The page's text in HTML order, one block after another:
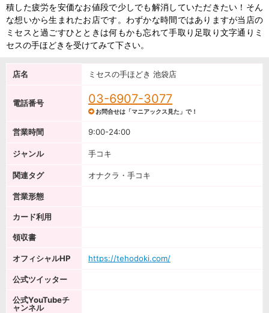
積した疲労を安価なお値段で少しでも解消していただきたい！そん
な想いから生まれたお店です。わずかな時間ではありますが当店の
ミセスと過ごすひとときは何もかも忘れて手取り足取り文字通りミ
セスの手ほどきを受けてみて下さい。
店名 ミセスの手ほどき 池袋店
電話番号 03-6907-3077
お問合せは「マニアックス見た」で！
営業時間 9:00-24:00
ジャンル 手コキ
関連タグ オナクラ・手コキ
営業形態
カード利用
領収書
オフィシャルHP https://tehodoki.com/
公式ツイッター
公式YouTubeチ
ャンネル